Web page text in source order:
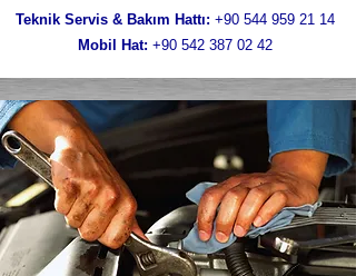
Teknik Servis & Bakım Hattı: +90 544 959 21 14
Mobil Hat: +90 542 387 02 42